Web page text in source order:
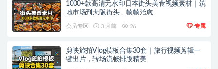
1000+款高清无水印日本街头美食视频素材｜筑
地市场到大阪街头，帧帧治愈
会员专区 3 月前 26 专属
剪映旅拍Vlog模板合集30套｜旅行视频剪辑一
键出片，转场流畅排版精美